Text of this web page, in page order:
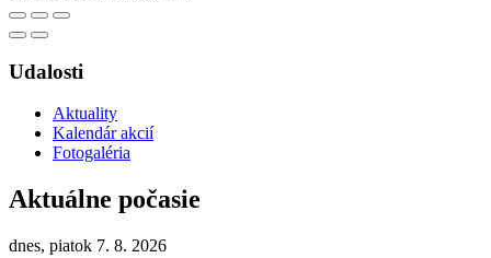
Udalosti
Aktuality
Kalendár akcií
Fotogaléria
Aktuálne počasie
dnes, piatok 7. 8. 2026